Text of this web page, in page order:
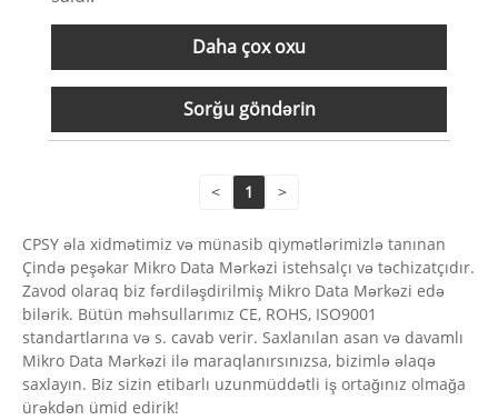
Daha çox oxu
Sorğu göndərin
< 1 >
CPSY əla xidmətimiz və münasib qiymətlərimizlə tanınan
Çində peşəkar Mikro Data Mərkəzi istehsalçı və təchizatçıdır.
Zavod olaraq biz fərdiləşdirilmiş Mikro Data Mərkəzi edə
bilərik. Bütün məhsullarımız CE, ROHS, ISO9001
standartlarına və s. cavab verir. Saxlanılan asan və davamlı
Mikro Data Mərkəzi ilə maraqlanırsınızsa, bizimlə əlaqə
saxlayın. Biz sizin etibarlı uzunmüddətli iş ortağınız olmağa
ürəkdən ümid edirik!